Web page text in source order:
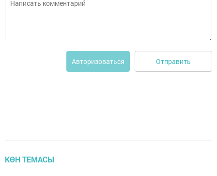
Авторизоваться Отправить
КӨН ТЕМАСЫ